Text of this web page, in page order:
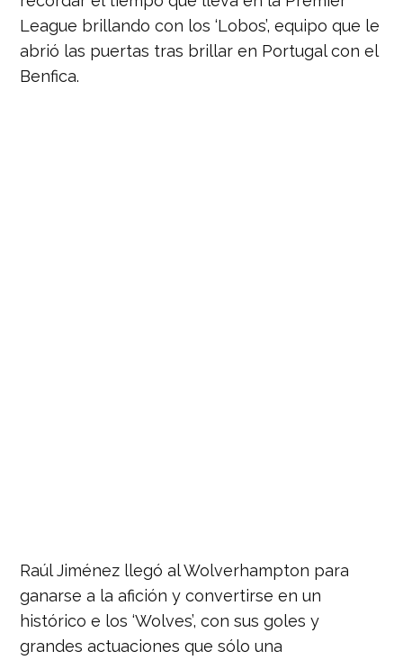
League brillando con los ‘Lobos’, equipo que le
abrió las puertas tras brillar en Portugal con el
Benfica.
Raúl Jiménez llegó al Wolverhampton para
ganarse a la afición y convertirse en un
histórico e los ‘Wolves’, con sus goles y
grandes actuaciones que sólo una